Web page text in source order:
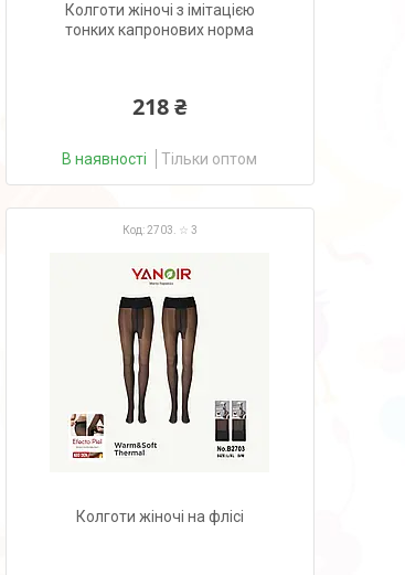
Колготи жіночі з імітацією
тонких капронових норма
218 ₴
В наявності Тільки оптом
2703. ☆ 3
Колготи жіночі на флісі